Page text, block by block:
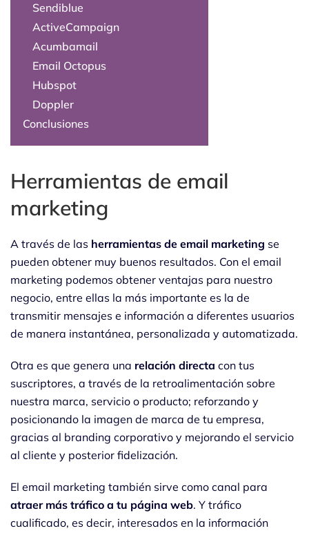
Sendiblue
ActiveCampaign
Acumbamail
Email Octopus
Hubspot
Doppler
Conclusiones
Herramientas de email
marketing
A través de las herramientas de email marketing se
pueden obtener muy buenos resultados. Con el email
marketing podemos obtener ventajas para nuestro
negocio, entre ellas la más importante es la de
transmitir mensajes e información a diferentes usuarios
de manera instantánea, personalizada y automatizada.
Otra es que genera una relación directa con tus
suscriptores, a través de la retroalimentación sobre
nuestra marca, servicio o producto; reforzando y
posicionando la imagen de marca de tu empresa,
gracias al branding corporativo y mejorando el servicio
al cliente y posterior fidelización.
El email marketing también sirve como canal para
atraer más tráfico a tu página web. Y tráfico
cualificado, es decir, interesados en la información